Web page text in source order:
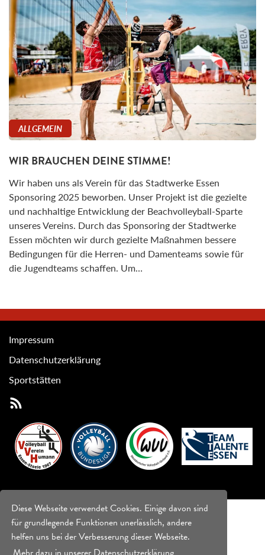
Diese Webseite verwendet Cookies. Einige davon sind
für grundlegende Funktionen unerlässlich, andere
helfen uns bei der Verbesserung dieser Webseite.
ALLGEMEIN
WIR BRAUCHEN DEINE STIMME!
Wir haben uns als Verein für das Stadtwerke Essen
Sponsoring 2025 beworben. Unser Projekt ist die gezielte
und nachhaltige Entwicklung der Beachvolleyball-Sparte
unseres Vereins. Durch das Sponsoring der Stadtwerke
Essen möchten wir durch gezielte Maßnahmen bessere
Bedingungen für die Herren- und Damenteams sowie für
die Jugendteams schaffen. Um…
Impressum
Datenschutzerklärung
Sportstätten